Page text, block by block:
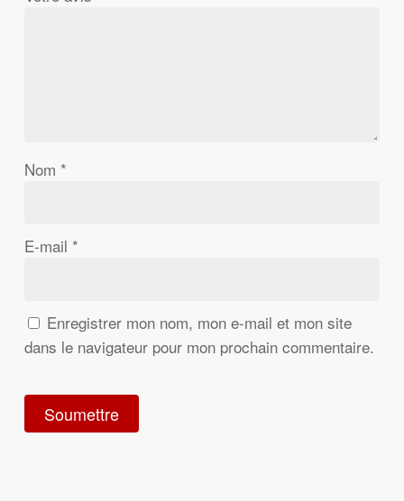
Nom *
E-mail *
Enregistrer mon nom, mon e-mail et mon site
dans le navigateur pour mon prochain commentaire.